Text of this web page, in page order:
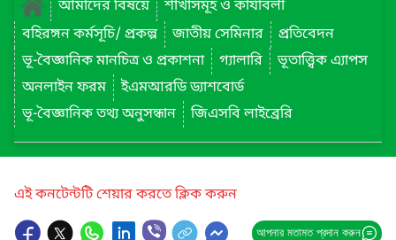
আমাদের বিষয়ে
শাখাসমূহ ও কার্যাবলী
বহিরঙ্গন কর্মসূচি/ প্রকল্প
জাতীয় সেমিনার
প্রতিবেদন
ভূ-বৈজ্ঞানিক মানচিত্র ও প্রকাশনা
গ্যালারি
ভূতাত্ত্বিক এ্যাপস
অনলাইন ফরম
ইএমআরডি ড্যাশবোর্ড
ভূ-বৈজ্ঞানিক তথ্য অনুসন্ধান
জিএসবি লাইব্রেরি
এই কনটেন্টটি শেয়ার করতে ক্লিক করুন
আপনার মতামত প্রদান করুন